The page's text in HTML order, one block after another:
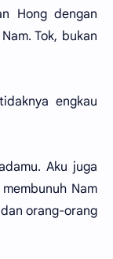
Hong dengan
Tok, bukan
engkau
Aku juga
Nam
orang-orang